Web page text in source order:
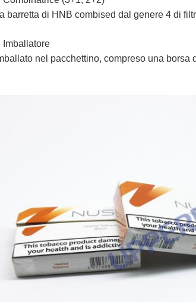
barretta di HNB combised dal genere 4 di
Imballatore
nel pacchettino, compreso una borsa